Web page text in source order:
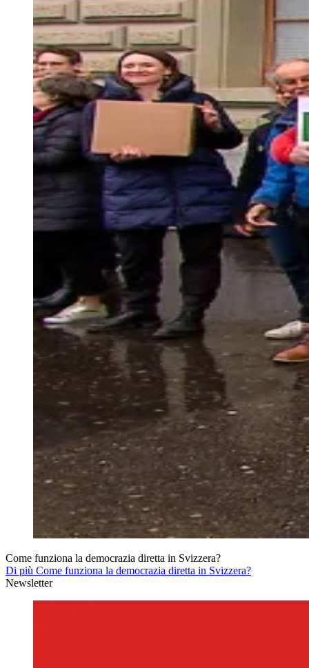
Come funziona la democrazia diretta in Svizzera?
Di più Come funziona la democrazia diretta in Svizzera?
Newsletter